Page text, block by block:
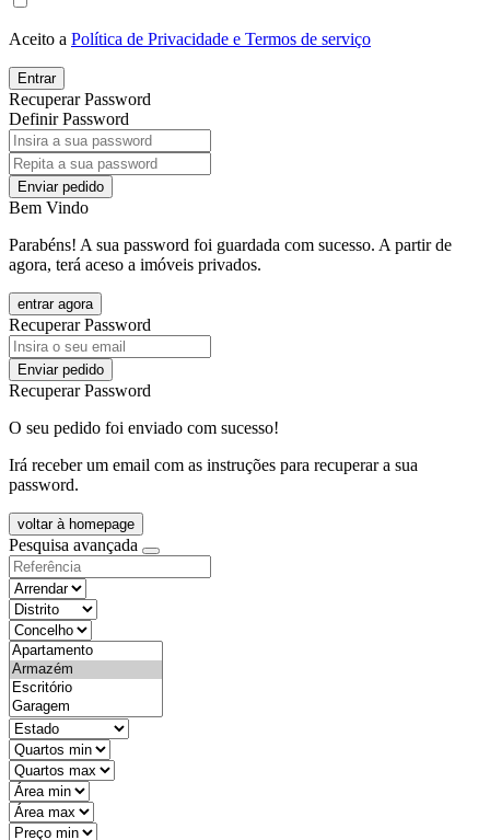
Aceito a Política de Privacidade e Termos de serviço
Entrar
Recuperar Password
Definir Password
Enviar pedido
Bem Vindo
Parabéns! A sua password foi guardada com sucesso. A partir de
agora, terá aceso a imóveis privados.
entrar agora
Recuperar Password
Enviar pedido
Recuperar Password
O seu pedido foi enviado com sucesso!
Irá receber um email com as instruções para recuperar a sua
password.
voltar à homepage
Pesquisa avançada
objective
districtId
countyId
types
state
mintypo
maxtypo
minarea
maxarea
minprice